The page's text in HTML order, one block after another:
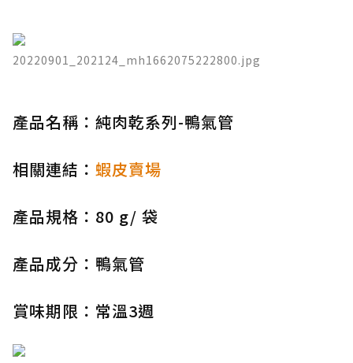
20220901_202124_mh1662075222800.jpg
產品名稱：純肉乾系列-鴨氣管
相關連結： 蝦皮賣場
產品規格：80 g/ 袋
產品成分：鴨氣管
賞味期限：常溫3週